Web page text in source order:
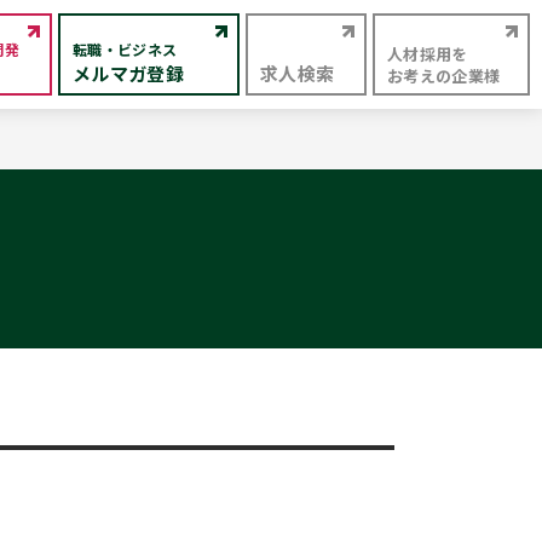
発 転職・ビジネス
メルマガ登録 求人検索
人材採用を
お考えの企業様